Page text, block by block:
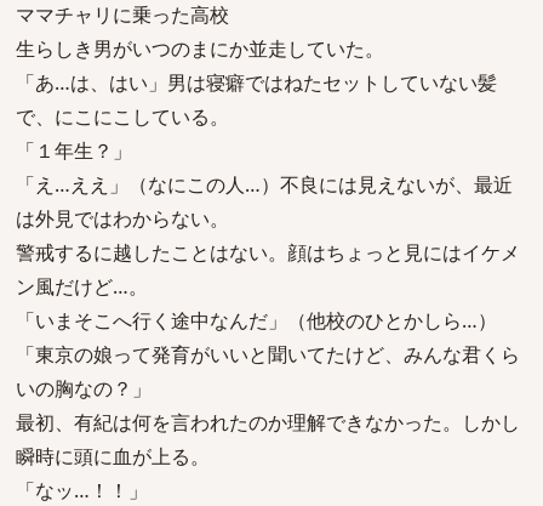
ママチャリに乗った高校
生らしき男がいつのまにか並走していた。
「あ…は、はい」男は寝癖ではねたセットしていない髪
で、にこにこしている。
「１年生？」
「え…ええ」（なにこの人…）不良には見えないが、最近
は外見ではわからない。
警戒するに越したことはない。顔はちょっと見にはイケメ
ン風だけど…。
「いまそこへ行く途中なんだ」（他校のひとかしら…）
「東京の娘って発育がいいと聞いてたけど、みんな君くら
いの胸なの？」
最初、有紀は何を言われたのか理解できなかった。しかし
瞬時に頭に血が上る。
「なッ…！！」